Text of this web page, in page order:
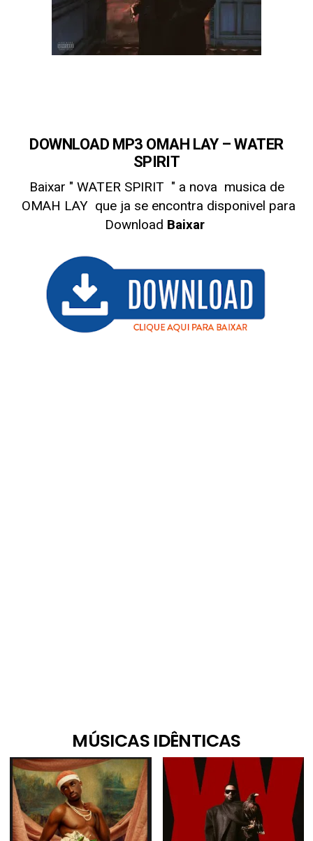
DOWNLOAD MP3 OMAH LAY – WATER
SPIRIT
Baixar " WATER SPIRIT " a nova musica de
OMAH LAY que ja se encontra disponivel para
Download Baixar
MÚSICAS IDÊNTICAS